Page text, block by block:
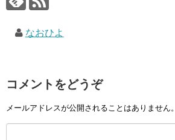
なおひよ
コメントをどうぞ
メールアドレスが公開されることはありません。